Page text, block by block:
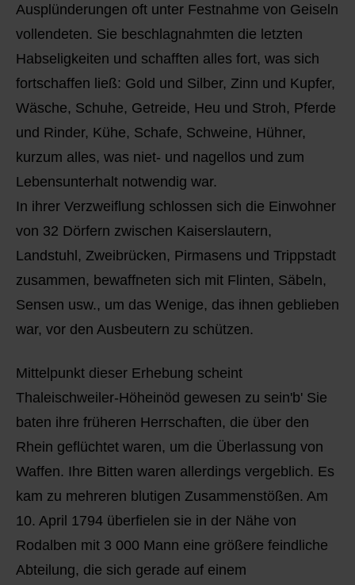
Ausplünderungen oft unter Festnahme von Geiseln
vollendeten. Sie beschlagnahmten die letzten
Habseligkeiten und schafften alles fort, was sich
fortschaffen ließ: Gold und Silber, Zinn und Kupfer,
Wäsche, Schuhe, Getreide, Heu und Stroh, Pferde
und Rinder, Kühe, Schafe, Schweine, Hühner,
kurzum alles, was niet- und nagellos und zum
Lebensunterhalt notwendig war.
In ihrer Verzweiflung schlossen sich die Einwohner
von 32 Dörfern zwischen Kaiserslautern,
Landstuhl, Zweibrücken, Pirmasens und Trippstadt
zusammen, bewaffneten sich mit Flinten, Säbeln,
Sensen usw., um das Wenige, das ihnen geblieben
war, vor den Ausbeutern zu schützen.
Mittelpunkt dieser Erhebung scheint
Thaleischweiler-Höheinöd gewesen zu sein'b' Sie
baten ihre früheren Herrschaften, die über den
Rhein geflüchtet waren, um die Überlassung von
Waffen. Ihre Bitten waren allerdings vergeblich. Es
kam zu mehreren blutigen Zusammenstößen. Am
10. April 1794 überfielen sie in der Nähe von
Rodalben mit 3 000 Mann eine größere feindliche
Abteilung, die sich gerade auf einem